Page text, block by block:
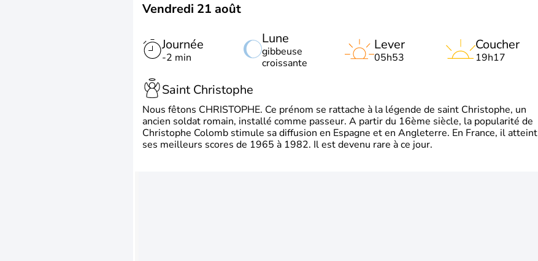
Vendredi 21 août
Journée
-2 min
Lune
gibbeuse
croissante
Lever
05h53
Coucher
19h17
Saint Christophe
Nous fêtons CHRISTOPHE. Ce prénom se rattache à la légende de saint Christophe, un
ancien soldat romain, installé comme passeur. A partir du 16ème siècle, la popularité de
Christophe Colomb stimule sa diffusion en Espagne et en Angleterre. En France, il atteint
ses meilleurs scores de 1965 à 1982. Il est devenu rare à ce jour.